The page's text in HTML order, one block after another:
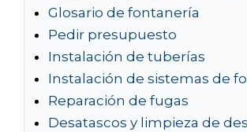
Glosario de fontanería
Pedir presupuesto
Instalación de tuberías
Instalación de sistemas de
Reparación de fugas
Desatascos y limpieza de